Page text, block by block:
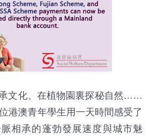
文化、在植物園裏探秘自然……
港澳青年學生用一天時間感受了
相承的蓬勃發展速度與城市魅